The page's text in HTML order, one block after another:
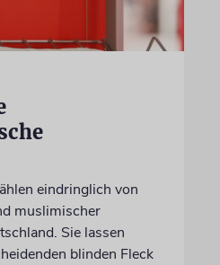
eindringlich von
muslimischer
Sie lassen
blinden Fleck